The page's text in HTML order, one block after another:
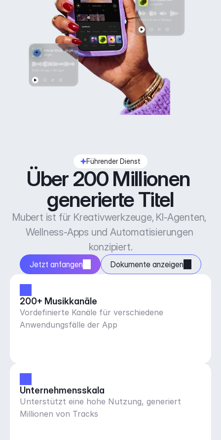
Führender Dienst
Über 200 Millionen
generierte Titel
Mubert ist für Kreativwerkzeuge, KI-Agenten,
Wellness-Apps und Automatisierungen
konzipiert.
Jetzt anfangen Dokumente anzeigen
200+ Musikkanäle
Vordefinierte Kanäle für verschiedene
Anwendungsfälle der App
Unternehmensskala
Unterstützt eine hohe Nutzung, generiert
Millionen von Tracks